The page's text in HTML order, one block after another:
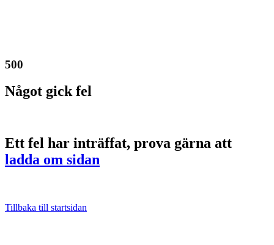
500
Något gick fel
Ett fel har inträffat, prova gärna att
ladda om sidan
Tillbaka till startsidan